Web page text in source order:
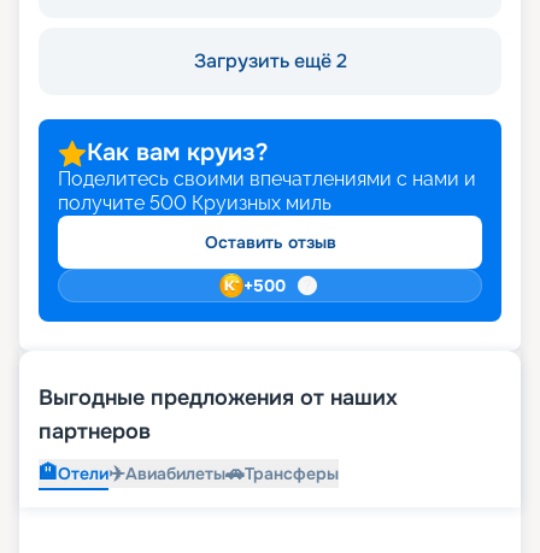
Загрузить ещё 2
Как вам круиз?
Поделитесь своими впечатлениями с нами и
получите 500 Круизных миль
Оставить отзыв
+500
Выгодные предложения от наших
партнеров
🏨Отели✈️Авиабилеты🚗Трансферы